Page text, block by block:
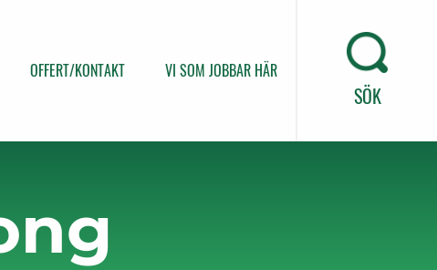
OFFERT/KONTAKT VI SOM JOBBAR HÄR
SÖK